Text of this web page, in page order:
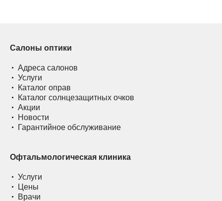
Салоны оптики
Адреса салонов
Услуги
Каталог оправ
Каталог солнцезащитных очков
Акции
Новости
Гарантийное обслуживание
Офтальмологическая клиника
Услуги
Цены
Врачи